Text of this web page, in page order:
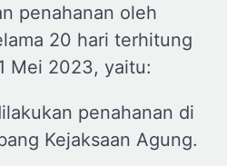
penahanan oleh
20 hari terhitung
Mei 2023, yaitu:
penahanan di
Kejaksaan Agung.